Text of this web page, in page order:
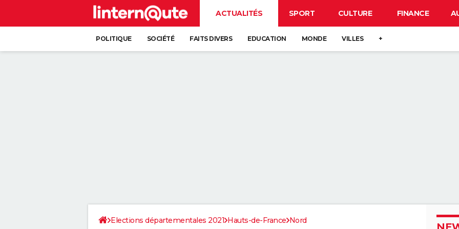
ACTUALITÉS SPORT CULTURE FINANCE
POLITIQUE SOCIÉTÉ FAITS DIVERS EDUCATION MONDE VILLES +
Elections départementales 2021 Hauts-de-France Nord